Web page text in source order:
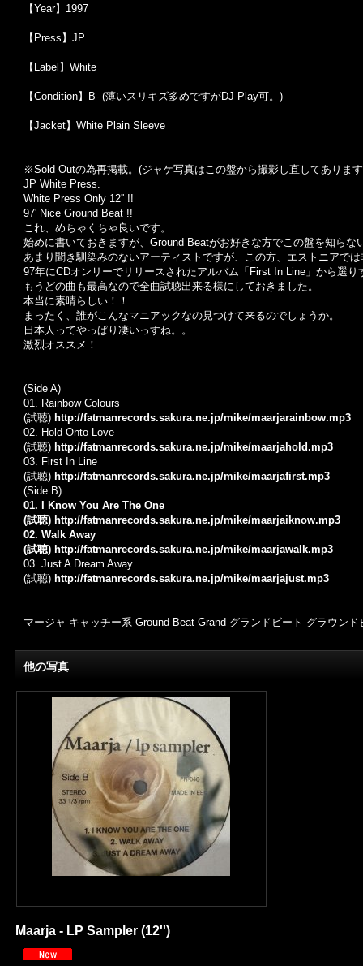
【Year】1997
【Press】JP
【Label】White
【Condition】B- (薄いスリキズ多めですがDJ Play可。)
【Jacket】White Plain Sleeve
※Sold Outの為再掲載。 (ジャケ写真はこの盤から撮影し直してありま
JP White Press.
White Press Only 12'' !!
97' Nice Ground Beat !!
これ、めちゃくちゃ良いです。
始めに書いておきますが、Ground Beatがお好きな方でこの盤を知らな
あまり聞き馴染みのないアーティストですが、この方、エストニアで
97年にCDオンリーでリリースされたアルバム「First In Line」から選
もうどの曲も最高なので全曲試聴出来る様にしておきました。
本当に素晴らしい！！
まったく、誰がこんなマニアックなの見つけて来るのでしょうか。
日本人ってやっぱり凄いっすね。。
激烈オススメ！
(Side A)
01. Rainbow Colours
(試聴) http://fatmanrecords.sakura.ne.jp/mike/maarjarainbow.mp3
02. Hold Onto Love
(試聴) http://fatmanrecords.sakura.ne.jp/mike/maarjahold.mp3
03. First In Line
(試聴) http://fatmanrecords.sakura.ne.jp/mike/maarjafirst.mp3
(Side B)
01. I Know You Are The One
(試聴) http://fatmanrecords.sakura.ne.jp/mike/maarjaiknow.mp3
02. Walk Away
(試聴) http://fatmanrecords.sakura.ne.jp/mike/maarjawalk.mp3
03. Just A Dream Away
(試聴) http://fatmanrecords.sakura.ne.jp/mike/maarjajust.mp3
マージャ キャッチー系 Ground Beat Grand グランドビート グラウン
他の写真
Maarja - LP Sampler (12'')